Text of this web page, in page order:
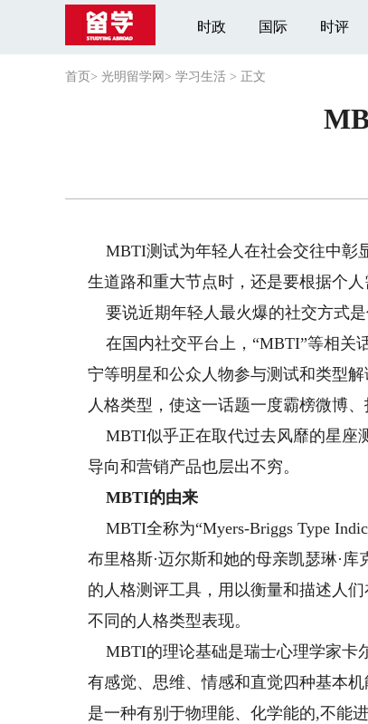
时政 国际 时评
首页 > 光明留学网 > 学习生活 > 正文
MBTI测试为年轻人在社会交往中彰
生道路和重大节点时，还是要根据个
要说近期年轻人最火爆的社交方式是
在国内社交平台上，“MBTI”等相关
宁等明星和公众人物参与测试和类型
人格类型，使这一话题一度霸榜微博
MBTI似乎正在取代过去风靡的星座
导向和营销产品也层出不穷。
MBTI的由来
MBTI全称为“Myers-Briggs Type
布里格斯·迈尔斯和她的母亲凯瑟琳·
的人格测评工具，用以衡量和描述人
不同的人格类型表现。
MBTI的理论基础是瑞士心理学家卡
有感觉、思维、情感和直觉四种基本
是一种有别于物理能、化学能的,不能